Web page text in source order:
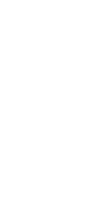
It’s all about
Life, in its
inner
the Quran.
hard, staying